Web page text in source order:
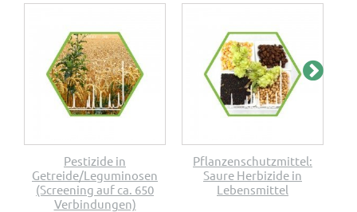
Pestizide in
Getreide/Leguminosen
(Screening auf ca. 650
Verbindungen)
Pflanzenschutzmittel:
Saure Herbizide in
Lebensmittel